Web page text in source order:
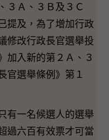
Ａ、３Ｂ及３Ｃ
提及，為了增加行政
修改行政長官選舉投
加入新的第２Ａ、３
官選舉條例》第１
一名候選人的選舉
過六百有效票才可當